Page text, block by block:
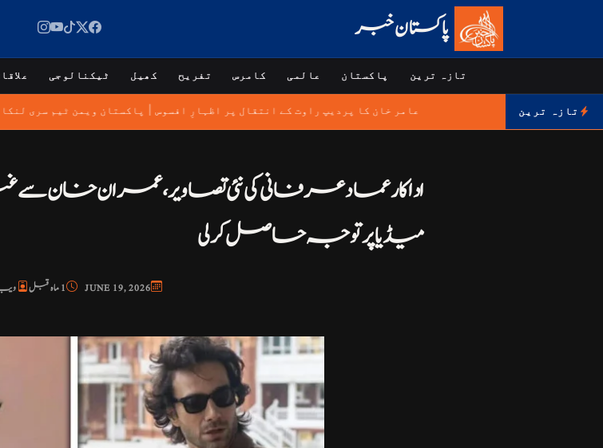
پاکستان خبر
تازہ ترین پاکستان عالمی کامرس تفریح کھیل ٹیکنالوجی
تازہ ترین پاکستان ویمن ٹیم سری | عامر خان کا پردیپ راوت کے انتقال پر اظہارِ افسوس
اداکار عماد عرفانی کی نئی تصاویر، عمران
میڈیا پر توجہ حاصل کر لی
JUNE 19, 2026 1 ماہ قبل